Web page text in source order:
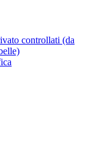
controllati (da